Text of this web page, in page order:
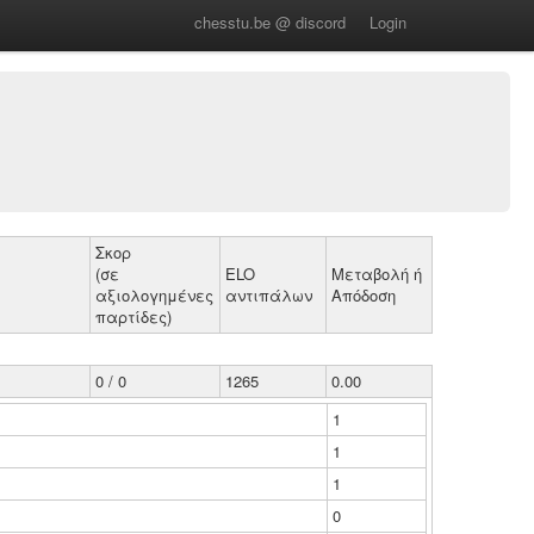
chesstu.be @ discord Login
Σκορ
(σε
αξιολογημένες
παρτίδες)
ELO
αντιπάλων
Μεταβολή ή
Απόδοση
0 / 0 1265
0.00
1
1
1
0